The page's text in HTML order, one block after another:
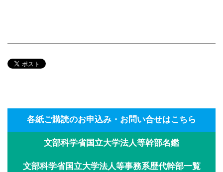
各紙ご購読のお申込み・お問い合せはこちら
文部科学省国立大学法人等幹部名鑑
文部科学省国立大学法人等事務系歴代幹部一覧